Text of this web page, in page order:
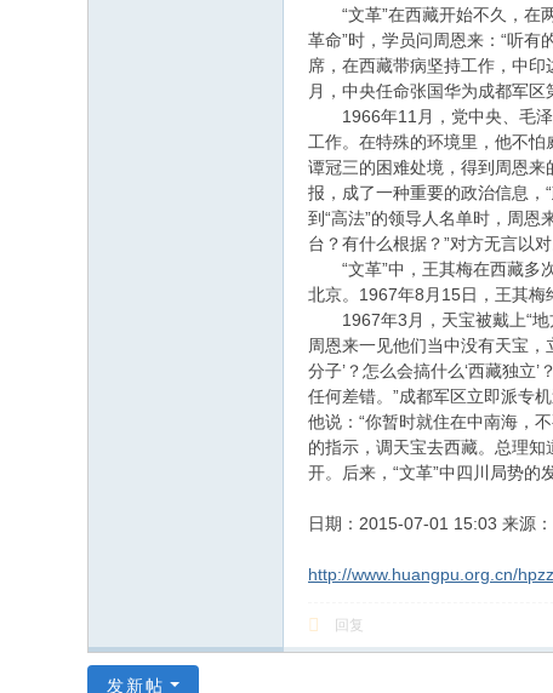
“文革”在西藏开始不久，在两
革命”时，学员问周恩来：“听
席，在西藏带病坚持工作，中
月，中央任命张国华为成都军
1966年11月，党中央、毛泽
工作。在特殊的环境里，他不怕
谭冠三的困难处境，得到周恩
报，成了一种重要的政治信息，
到“高法”的领导人名单时，周恩
台？有什么根据？”对方无言以
“文革”中，王其梅在西藏多次
北京。1967年8月15日，王其梅
1967年3月，天宝被戴上“地方
周恩来一见他们当中没有天宝，
分子’？怎么会搞什么‘西藏独立
任何差错。”成都军区立即派专
他说：“你暂时就住在中南海，
的指示，调天宝去西藏。总理
开。后来，“文革”中四川局势的
日期：2015-07-01 15:03 来源
http://www.huangpu.org.cn/
回复
发新帖